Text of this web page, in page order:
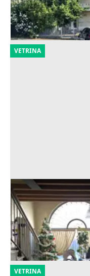
Barbarano Mossano
22/10/2026
VETRINA
Asta Alloggio
Arzignano (Vicenza)
Offerta minima
80.160 €
17/09/2026
VETRINA